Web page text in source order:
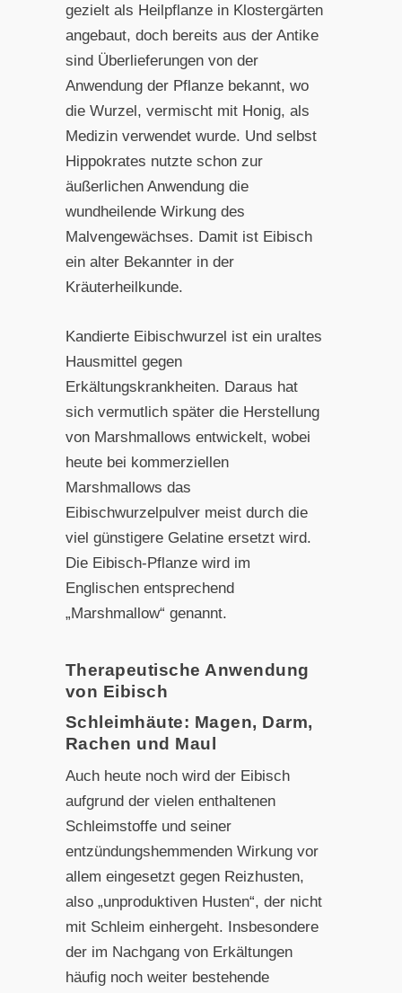
gezielt als Heilpflanze in Klostergärten
angebaut, doch bereits aus der Antike
sind Überlieferungen von der
Anwendung der Pflanze bekannt, wo
die Wurzel, vermischt mit Honig, als
Medizin verwendet wurde. Und selbst
Hippokrates nutzte schon zur
äußerlichen Anwendung die
wundheilende Wirkung des
Malvengewächses. Damit ist Eibisch
ein alter Bekannter in der
Kräuterheilkunde.
Kandierte Eibischwurzel ist ein uraltes
Hausmittel gegen
Erkältungskrankheiten. Daraus hat
sich vermutlich später die Herstellung
von Marshmallows entwickelt, wobei
heute bei kommerziellen
Marshmallows das
Eibischwurzelpulver meist durch die
viel günstigere Gelatine ersetzt wird.
Die Eibisch-Pflanze wird im
Englischen entsprechend
„Marshmallow“ genannt.
Therapeutische Anwendung
von Eibisch
Schleimhäute: Magen, Darm,
Rachen und Maul
Auch heute noch wird der Eibisch
aufgrund der vielen enthaltenen
Schleimstoffe und seiner
entzündungshemmenden Wirkung vor
allem eingesetzt gegen Reizhusten,
also „unproduktiven Husten“, der nicht
mit Schleim einhergeht. Insbesondere
der im Nachgang von Erkältungen
häufig noch weiter bestehende